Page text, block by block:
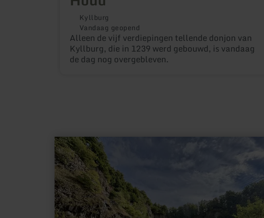
Kyllburg
Vandaag geopend
Alleen de vijf verdiepingen tellende donjon van
Kyllburg, die in 1239 werd gebouwd, is vandaag
de dag nog overgebleven.
meer
informatie
over:
Arensberg
(Arnulphusberg)